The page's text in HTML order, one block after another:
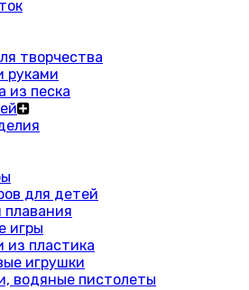
творчества
руками
из песка
для детей
плавания
игры
из пластика
игрушки
водяные пистолеты